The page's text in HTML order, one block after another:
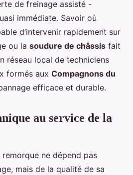
de freinage assisté -
immédiate. Savoir où
d’intervenir rapidement sur
ou la soudure de châssis fait
réseau local de techniciens
formés aux Compagnons du
efficace et durable.
au service de la
remorque ne dépend pas
mais de la qualité de sa